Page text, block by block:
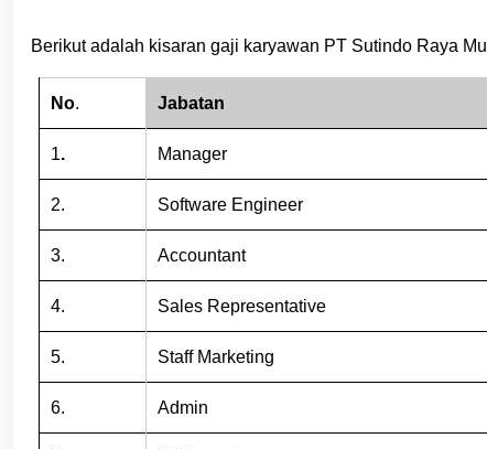
Berikut adalah kisaran gaji karyawan PT Sutindo Raya
No. Jabatan
1. Manager
2. Software Engineer
3. Accountant
4. Sales Representative
5. Staff Marketing
6. Admin